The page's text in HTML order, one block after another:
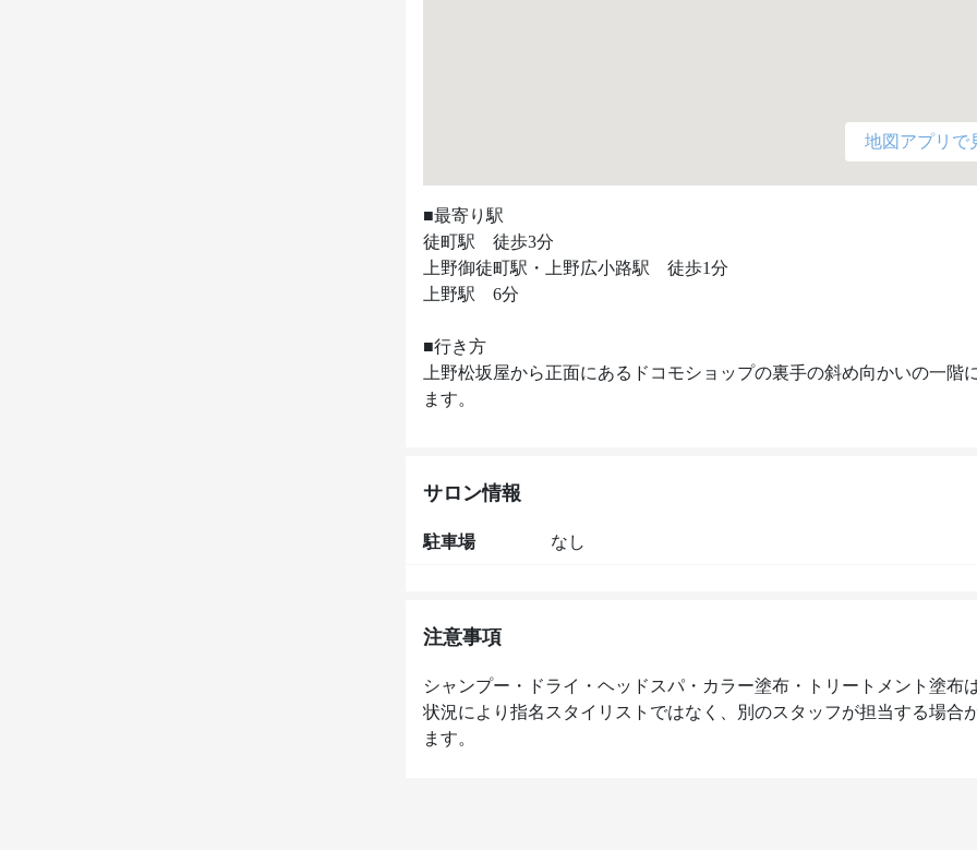
地図アプリで
■最寄り駅
徒町駅　徒歩3分
上野御徒町駅・上野広小路駅　徒歩1分
上野駅　6分
■行き方
上野松坂屋から正面にあるドコモショップの裏手の斜め向かいの一階
ます。
サロン情報
駐車場 なし
注意事項
シャンプー・ドライ・ヘッドスパ・カラー塗布・トリートメント塗布
状況により指名スタイリストではなく、別のスタッフが担当する場合
ます。